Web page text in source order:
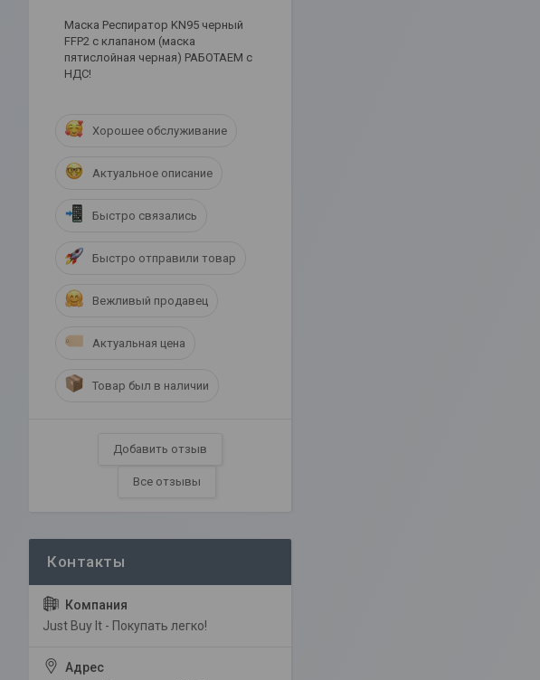
Маска Респиратор KN95 черный
FFP2 с клапаном (маска
пятислойная черная) РАБОТАЕМ с
НДС!
Хорошее обслуживание
Актуальное описание
Быстро связались
Быстро отправили товар
Вежливый продавец
Актуальная цена
Товар был в наличии
Добавить отзыв
Все отзывы
Just Buy It - Покупать легко!